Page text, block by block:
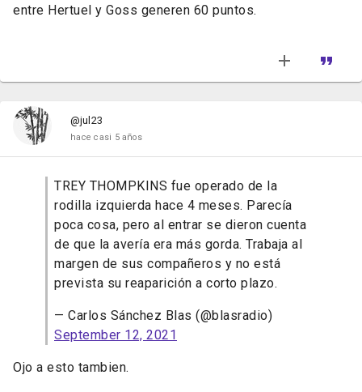
entre Hertuel y Goss generen 60 puntos.
@jul23
hace casi 5 años
TREY THOMPKINS fue operado de la
rodilla izquierda hace 4 meses. Parecía
poca cosa, pero al entrar se dieron cuenta
de que la avería era más gorda. Trabaja al
margen de sus compañeros y no está
prevista su reaparición a corto plazo.
— Carlos Sánchez Blas (@blasradio)
September 12, 2021
Ojo a esto tambien.